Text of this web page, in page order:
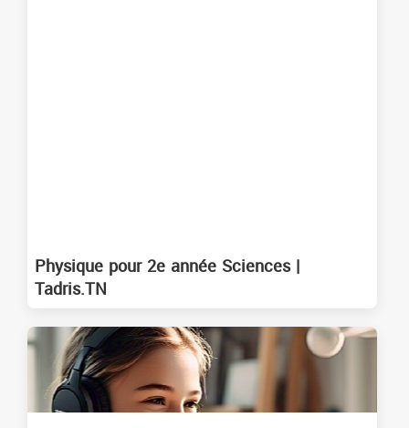
Physique pour 2e année Sciences |
Tadris.TN